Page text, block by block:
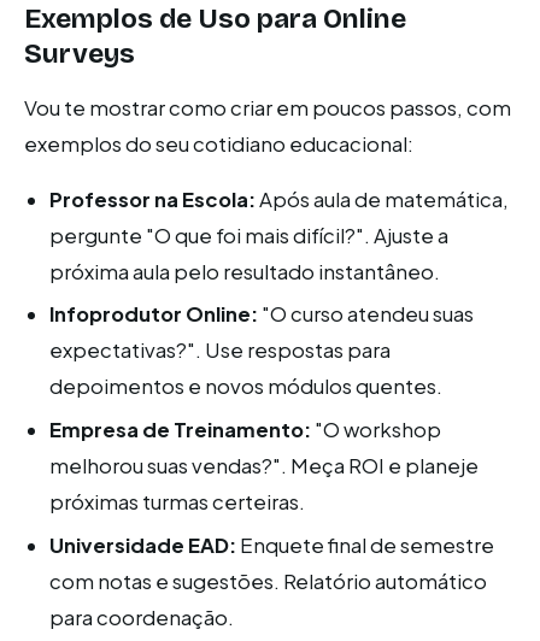
Exemplos de Uso para Online
Surveys
Vou te mostrar como criar em poucos passos, com
exemplos do seu cotidiano educacional:
Professor na Escola:Após aula de matemática,
pergunte "O que foi mais difícil?". Ajuste a
próxima aula pelo resultado instantâneo.
Infoprodutor Online: "O curso atendeu suas
expectativas?". Use respostas para
depoimentos e novos módulos quentes.
Empresa de Treinamento: "O workshop
melhorou suas vendas?". Meça ROI e planeje
próximas turmas certeiras.
Universidade EAD: Enquete final de semestre
com notas e sugestões. Relatório automático
para coordenação.